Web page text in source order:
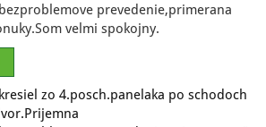
prevedenie,primerana
velmi spokojny.
zo 4.posch.panelaka po schodoch